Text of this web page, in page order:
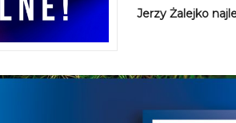
Jerzy Żalejko